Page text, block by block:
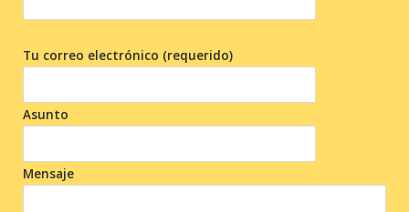
Tu correo electrónico (requerido)
Asunto
Mensaje